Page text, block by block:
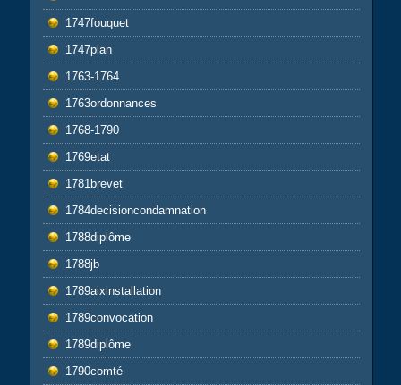
1747fouquet
1747plan
1763-1764
1763ordonnances
1768-1790
1769etat
1781brevet
1784decisioncondamnation
1788diplôme
1788jb
1789aixinstallation
1789convocation
1789diplôme
1790comté